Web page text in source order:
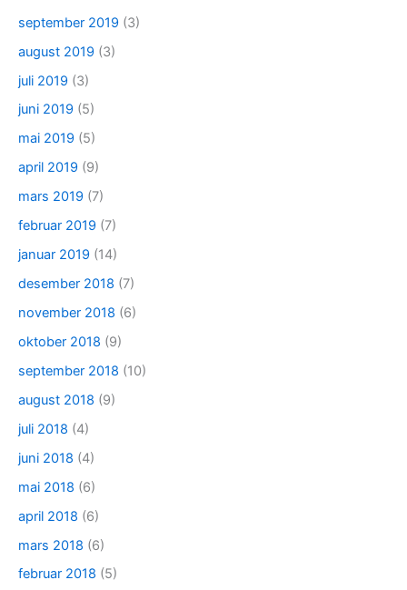
september 2019 (3)
august 2019 (3)
juli 2019 (3)
juni 2019 (5)
mai 2019 (5)
april 2019 (9)
mars 2019 (7)
februar 2019 (7)
januar 2019 (14)
desember 2018 (7)
november 2018 (6)
oktober 2018 (9)
september 2018 (10)
august 2018 (9)
juli 2018 (4)
juni 2018 (4)
mai 2018 (6)
april 2018 (6)
mars 2018 (6)
februar 2018 (5)